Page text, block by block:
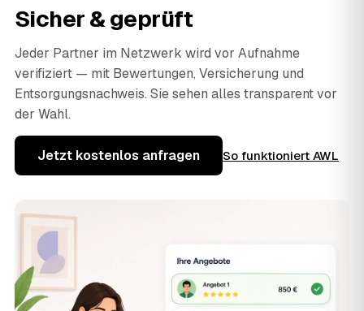
Sicher & geprüft
Jeder Partner im Netzwerk wird vor Aufnahme
verifiziert — mit Bewertungen, Versicherung und
Entsorgungsnachweis. Sie sehen alles transparent vor
der Wahl.
Jetzt kostenlos anfragen So funktioniert AWL